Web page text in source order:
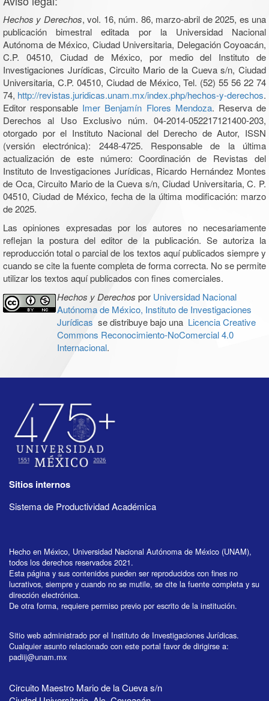
Hechos y Derechos, vol. 16, núm. 86, marzo-abril de 2025, es una
publicación bimestral editada por la Universidad Nacional
Autónoma de México, Ciudad Universitaria, Delegación Coyoacán,
C.P. 04510, Ciudad de México, por medio del Instituto de
Investigaciones Jurídicas, Circuito Mario de la Cueva s/n, Ciudad
Universitaria, C.P. 04510, Ciudad de México, Tel. (52) 55 56 22 74
74, http://revistas.juridicas.unam.mx/index.php/hechos-y-derechos.
Editor responsable Imer Benjamín Flores Mendoza. Reserva de
Derechos al Uso Exclusivo núm. 04-2014-052217121400-203,
otorgado por el Instituto Nacional del Derecho de Autor, ISSN
(versión electrónica): 2448-4725. Responsable de la última
actualización de este número: Coordinación de Revistas del
Instituto de Investigaciones Jurídicas, Ricardo Hernández Montes
de Oca, Circuito Mario de la Cueva s/n, Ciudad Universitaria, C. P.
04510, Ciudad de México, fecha de la última modificación: marzo
de 2025.
Las opiniones expresadas por los autores no necesariamente
reflejan la postura del editor de la publicación. Se autoriza la
reproducción total o parcial de los textos aquí publicados siempre y
cuando se cite la fuente completa de forma correcta. No se permite
utilizar los textos aquí publicados con fines comerciales.
Hechos y Derechos por Universidad Nacional
Autónoma de México, Instituto de Investigaciones
Jurídicas se distribuye bajo una Licencia Creative
Commons Reconocimiento-NoComercial 4.0
Internacional.
Sitios internos
Sistema de Productividad Académica
Hecho en México, Universidad Nacional Autónoma de México (UNAM),
todos los derechos reservados 2021.
Esta página y sus contenidos pueden ser reproducidos con fines no
lucrativos, siempre y cuando no se mutile, se cite la fuente completa y su
dirección electrónica.
De otra forma, requiere permiso previo por escrito de la institución.
Sitio web administrado por el Instituto de Investigaciones Jurídicas.
Cualquier asunto relacionado con este portal favor de dirigirse a:
padiij@unam.mx
Circuito Maestro Mario de la Cueva s/n